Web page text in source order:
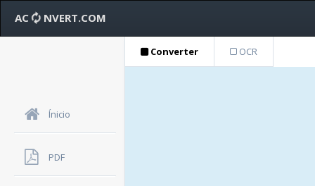
AC NVERT.COM
Ínicio
PDF
Converter OCR